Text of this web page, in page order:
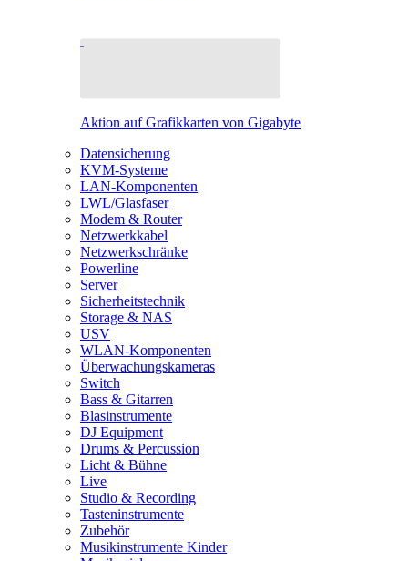
Aktion auf Grafikkarten von Gigabyte
Datensicherung
KVM-Systeme
LAN-Komponenten
LWL/Glasfaser
Modem & Router
Netzwerkkabel
Netzwerkschränke
Powerline
Server
Sicherheitstechnik
Storage & NAS
USV
WLAN-Komponenten
Überwachungskameras
Switch
Bass & Gitarren
Blasinstrumente
DJ Equipment
Drums & Percussion
Licht & Bühne
Live
Studio & Recording
Tasteninstrumente
Zubehör
Musikinstrumente Kinder